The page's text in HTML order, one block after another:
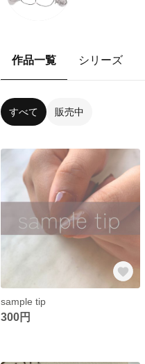
作品一覧 シリーズ
すべて 販売中
sample tip
300円